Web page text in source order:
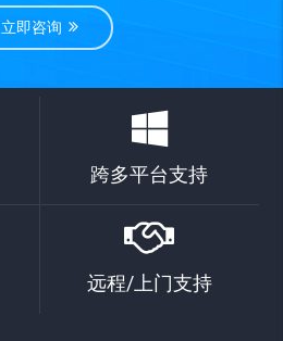
立即咨询
跨多平台支持
远程/上门支持